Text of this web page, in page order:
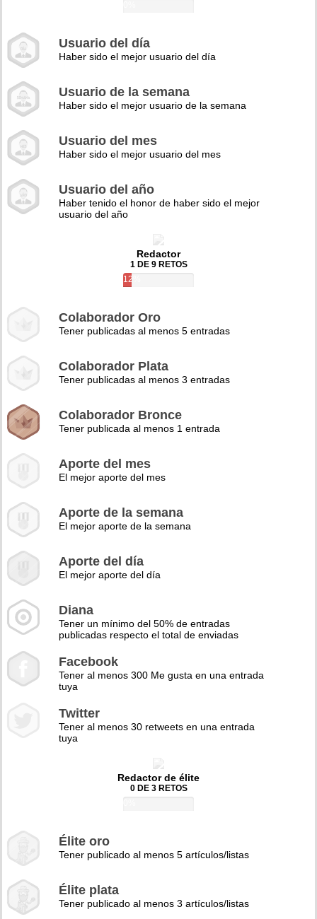
Usuario del día
Haber sido el mejor usuario del día
Usuario de la semana
Haber sido el mejor usuario de la semana
Usuario del mes
Haber sido el mejor usuario del mes
Usuario del año
Haber tenido el honor de haber sido el mejor
usuario del año
Redactor
1 DE 9 RETOS
12%
Colaborador Oro
Tener publicadas al menos 5 entradas
Colaborador Plata
Tener publicadas al menos 3 entradas
Colaborador Bronce
Tener publicada al menos 1 entrada
Aporte del mes
El mejor aporte del mes
Aporte de la semana
El mejor aporte de la semana
Aporte del día
El mejor aporte del día
Diana
Tener un mínimo del 50% de entradas
publicadas respecto el total de enviadas
Facebook
Tener al menos 300 Me gusta en una entrada
tuya
Twitter
Tener al menos 30 retweets en una entrada
tuya
Redactor de élite
0 DE 3 RETOS
Élite oro
Tener publicado al menos 5 artículos/listas
Élite plata
Tener publicado al menos 3 artículos/listas